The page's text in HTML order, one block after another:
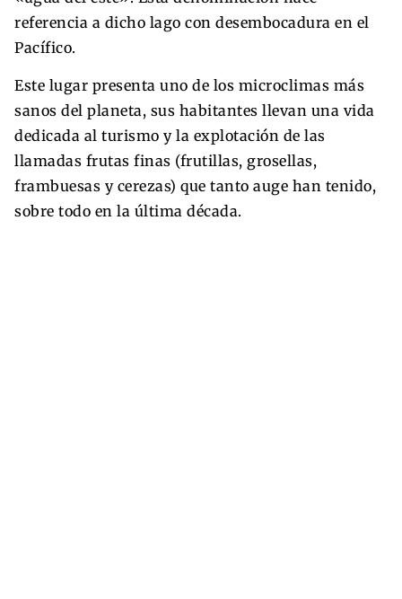
referencia a dicho lago con desembocadura en el
Pacífico.
Este lugar presenta uno de los microclimas más
sanos del planeta, sus habitantes llevan una vida
dedicada al turismo y la explotación de las
llamadas frutas finas (frutillas, grosellas,
frambuesas y cerezas) que tanto auge han tenido,
sobre todo en la última década.